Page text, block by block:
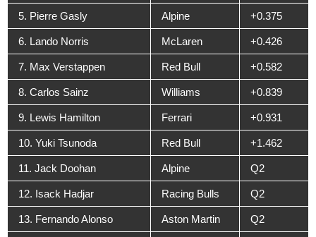
5. Pierre Gasly Alpine +0.375
6. Lando Norris McLaren +0.426
7. Max Verstappen Red Bull +0.582
8. Carlos Sainz Williams +0.839
9. Lewis Hamilton Ferrari +0.931
10. Yuki Tsunoda Red Bull +1.462
11. Jack Doohan Alpine Q2
12. Isack Hadjar Racing Bulls Q2
13. Fernando Alonso Aston Martin Q2